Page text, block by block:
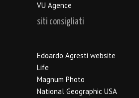
VU Agence
siti consigliati
Edoardo Agresti website
Life
Magnum Photo
National Geographic USA